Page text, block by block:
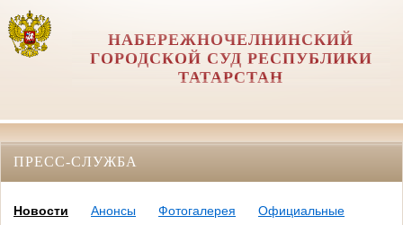
НАБЕРЕЖНОЧЕЛНИНСКИЙ
ГОРОДСКОЙ СУД РЕСПУБЛИКИ
ТАТАРСТАН
ПРЕСС-СЛУЖБА
Новости Анонсы Фотогалерея
Официальные